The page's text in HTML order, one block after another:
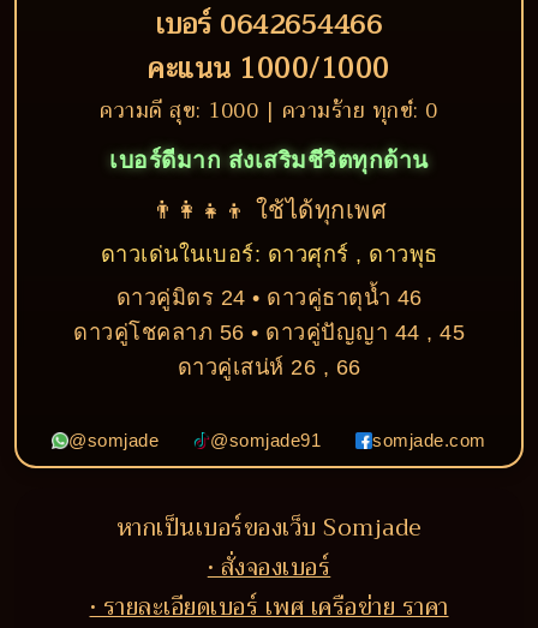
เบอร์ 0642654466
คะแนน 1000/1000
ความดี สุข: 1000 | ความร้าย ทุกข์: 0
เบอร์ดีมาก ส่งเสริมชีวิตทุกด้าน
👨‍👩‍👧‍👦 ใช้ได้ทุกเพศ
ดาวเด่นในเบอร์: ดาวศุกร์ , ดาวพุธ
ดาวคู่มิตร 24 • ดาวคู่ธาตุน้ำ 46
ดาวคู่โชคลาภ 56 • ดาวคู่ปัญญา 44 , 45
ดาวคู่เสน่ห์ 26 , 66
@somjade @somjade91 somjade.com
หากเป็นเบอร์ของเว็บ Somjade
• สั่งจองเบอร์
• รายละเอียดเบอร์ เพศ เครือข่าย ราคา